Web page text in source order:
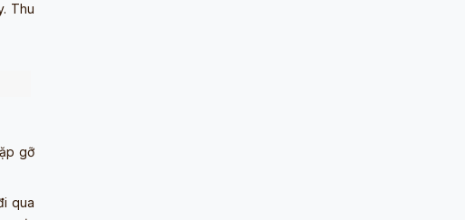
Thu
gỡ
qua